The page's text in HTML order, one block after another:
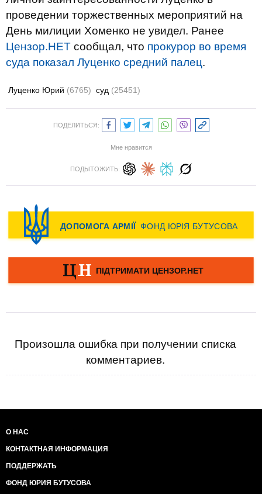
проведении торжественных мероприятий на
День милиции Хоменко не увидел. Ранее
Цензор.НЕТ сообщал, что прокурор во время
суда показал Луценко средний палец.
Луценко Юрий (6765) суд (25451)
ПОДЕЛИТЬСЯ:
Мне нравится
ПОДЫТОЖИТЬ:
Произошла ошибка при получении списка
комментариев.
О НАС
КОНТАКТНАЯ ИНФОРМАЦИЯ
ПОДДЕРЖАТЬ
ФОНД ЮРИЯ БУТУСОВА